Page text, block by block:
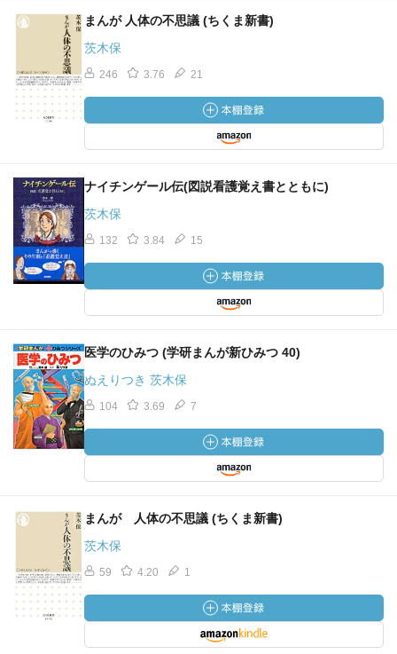
まんが 人体の不思議 (ちくま新書)
茨木保
246 3.76 21
ナイチンゲール伝(図説看護覚え書とともに)
茨木保
132 3.84 15
医学のひみつ (学研まんが新ひみつ 40)
ぬえりつき 茨木保
104 3.69 7
まんが 人体の不思議 (ちくま新書)
茨木保
59 4.20 1